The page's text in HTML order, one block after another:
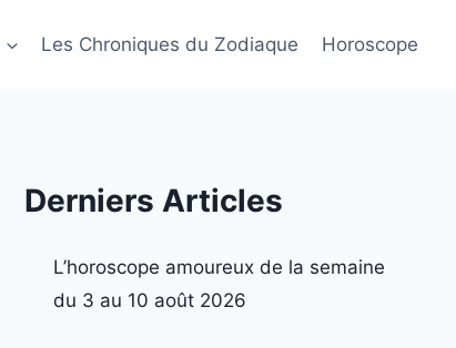
Les Chroniques du Zodiaque Horoscope
Derniers Articles
L’horoscope amoureux de la semaine
du 3 au 10 août 2026